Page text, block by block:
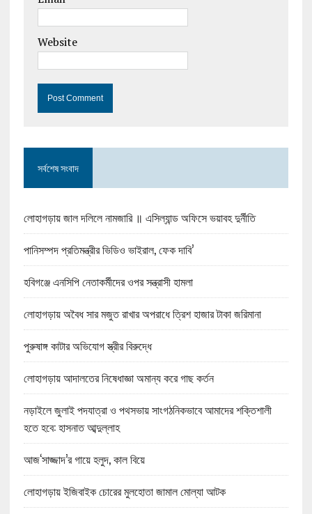
Website
সর্বশেষ সংবাদ
লোহাগড়ায় জাল দলিলে নামজারি ॥ এসিল্যান্ড অফিসে ভয়াবহ দুর্নীতি
পানিসম্পদ প্রতিমন্ত্রীর ভিডিও ভাইরাল, ফেক দাবি’
হবিগঞ্জে এনসিপি নেতাকর্মীদের ওপর সন্ত্রাসী হামলা
লোহাগড়ায় অবৈধ সার মজুত রাখার অপরাধে ত্রিশ হাজার টাকা জরিমানা
পুরুষাঙ্গ কাটার অভিযোগ স্ত্রীর বিরুদ্ধে
লোহাগড়ায় আদালতের নিষেধাজ্ঞা অমান্য করে গাছ কর্তন
নড়াইলে জুলাই পদযাত্রা ও পথসভায় সাংগঠনিকভাবে আমাদের শক্তিশালী
হতে হবে: হাসনাত আব্দুল্লাহ
আজ‘সাজ্জাদ’র গায়ে হলুদ, কাল বিয়ে
লোহাগড়ায় ইজিবাইক চোরের মুলহোতা জামাল মোল্যা আটক